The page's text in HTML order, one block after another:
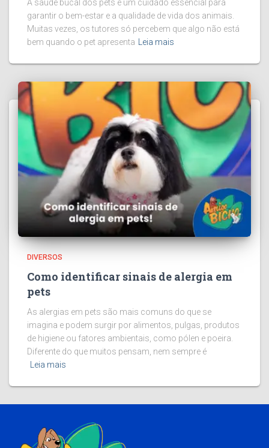
A saúde bucal dos pets é um cuidado essencial para
garantir o bem-estar e a qualidade de vida dos animais.
Muitas vezes, os tutores só percebem que algo não está
bem quando o pet apresenta Leia mais
DIVERSOS
Como identificar sinais de alergia em
pets
As alergias em pets são mais comuns do que se
imagina e podem surgir por alimentos, pulgas, produtos
de higiene ou fatores ambientais, como pólen e poeira.
Diferente do que muitos pensam, nem sempre é
Leia mais